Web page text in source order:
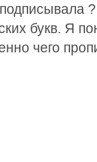
букв. Я
чего